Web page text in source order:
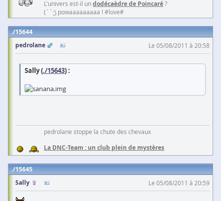
L'univers est-il undodécaèdre de Poincaré?
(``·\ powaaaaaaaaa ! #love#
15644
pedrolane
Le 05/08/2011 à 20:58
Sally (./15643) :
pedrolane stoppe la chute des chevaux
La DNC-Team : un club plein de mystères
15645
Sally
Le 05/08/2011 à 20:59